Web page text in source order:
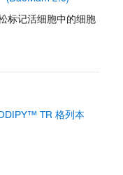
标记活细胞中的细胞
TR 格列本